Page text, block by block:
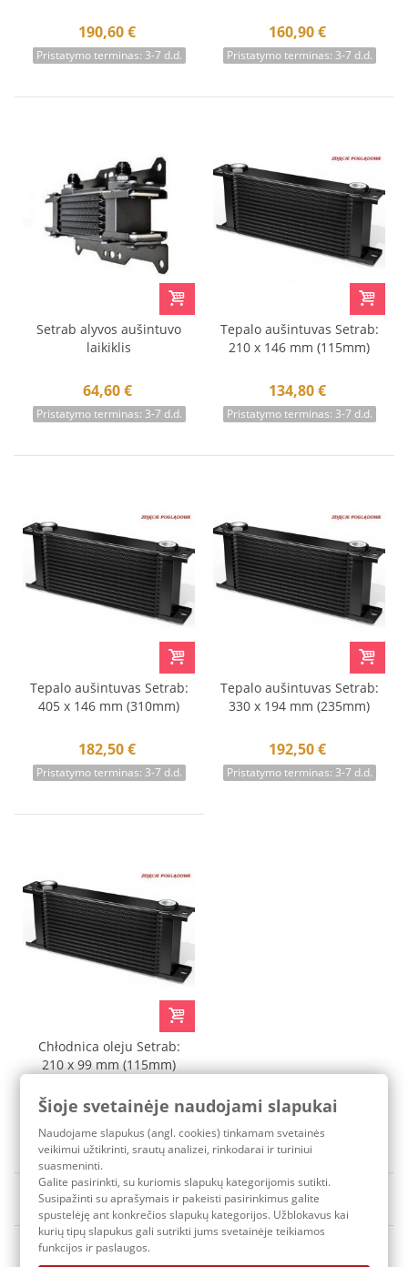
190,60 €
Pristatymo terminas: 3-7 d.d.
160,90 €
Pristatymo terminas: 3-7 d.d.
Setrab alyvos aušintuvo
laikiklis
64,60 €
Pristatymo terminas: 3-7 d.d.
Tepalo aušintuvas Setrab:
210 x 146 mm (115mm)
134,80 €
Pristatymo terminas: 3-7 d.d.
Tepalo aušintuvas Setrab:
405 x 146 mm (310mm)
182,50 €
Pristatymo terminas: 3-7 d.d.
Tepalo aušintuvas Setrab:
330 x 194 mm (235mm)
192,50 €
Pristatymo terminas: 3-7 d.d.
Chłodnica oleju Setrab:
210 x 99 mm (115mm)
147,20 €
Pristatymo terminas: 3-7 d.d.
Rūšiuoti pagal
Šioje svetainėje naudojami slapukai
Naudojame slapukus (angl. cookies) tinkamam svetainės
veikimui užtikrinti, srautų analizei, rinkodarai ir turiniui
suasmeninti.
Galite pasirinkti, su kuriomis slapukų kategorijomis sutikti.
Susipažinti su aprašymais ir pakeisti pasirinkimus galite
spustelėję ant konkrečios slapukų kategorijos. Užblokavus kai
kurių tipų slapukus gali sutrikti jums svetainėje teikiamos
funkcijos ir paslaugos.